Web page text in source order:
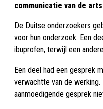
communicatie van de
De Duitse onderzoekers
voor hun onderzoek. Een
ibuprofen, terwijl een
Een deel had een gesprek
verwachtte van de
aanmoedigende gesprek